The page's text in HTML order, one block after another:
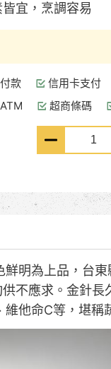
宜，烹調容易
款 信用卡支付
超商條碼
明為上品，台
不應求。金針長
他命C等，堪稱